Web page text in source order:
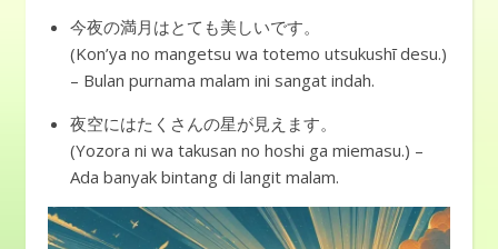
今夜の満月はとても美しいです。
(Kon’ya no mangetsu wa totemo utsukushī desu.)
– Bulan purnama malam ini sangat indah.
夜空にはたくさんの星が見えます。
(Yozora ni wa takusan no hoshi ga miemasu.) –
Ada banyak bintang di langit malam.